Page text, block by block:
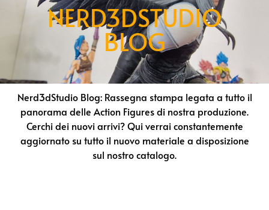
NERD3DSTUDIO
BLOG
Nerd3dStudio Blog: Rassegna stampa legata a tutto il
panorama delle Action Figures di nostra produzione.
Cerchi dei nuovi arrivi? Qui verrai constantemente
aggiornato su tutto il nuovo materiale a disposizione
sul nostro catalogo.